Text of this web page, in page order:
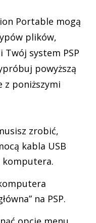
Portable mogą
plików,
Twój system PSP
powyższą
z poniższymi
zrobić,
kabla USB
komputera.
na PSP.